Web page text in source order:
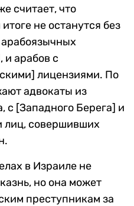
считает, что
не останутся без
арабоязычных
и арабов с
лицензиями. По
адвокаты из
с [Западного Берега] и
лиц, совершивших
в Израиле не
но она может
преступникам за